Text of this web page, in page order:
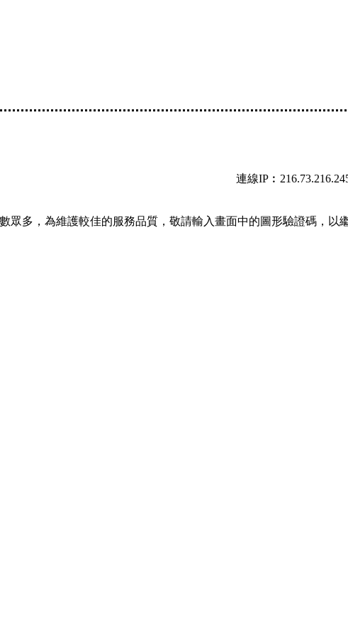
連線
眾多，為維護較佳的服務品質，敬請輸入畫面中的圖形驗證碼，以